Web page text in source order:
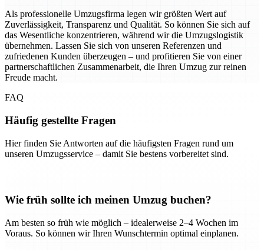
Als professionelle Umzugsfirma legen wir größten Wert auf
Zuverlässigkeit, Transparenz und Qualität. So können Sie sich auf
das Wesentliche konzentrieren, während wir die Umzugslogistik
übernehmen. Lassen Sie sich von unseren Referenzen und
zufriedenen Kunden überzeugen – und profitieren Sie von einer
partnerschaftlichen Zusammenarbeit, die Ihren Umzug zur reinen
Freude macht.
FAQ
Häufig gestellte Fragen
Hier finden Sie Antworten auf die häufigsten Fragen rund um
unseren Umzugsservice – damit Sie bestens vorbereitet sind.
Wie früh sollte ich meinen Umzug buchen?
Am besten so früh wie möglich – idealerweise 2–4 Wochen im
Voraus. So können wir Ihren Wunschtermin optimal einplanen.